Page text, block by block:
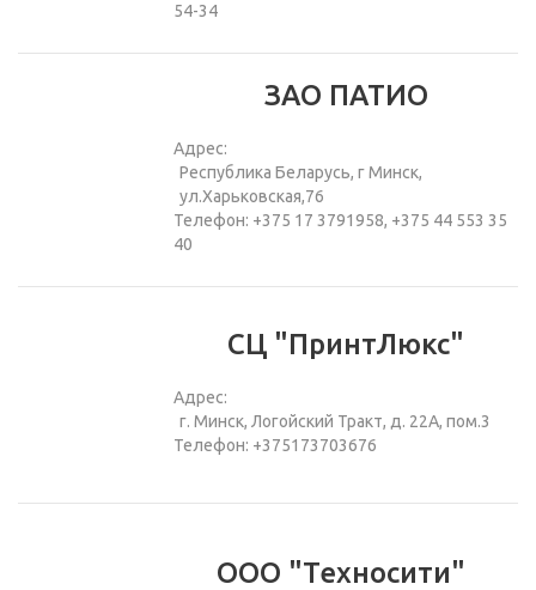
54-34
ЗАО ПАТИО
Адрес:
Республика Беларусь, г Минск,
ул.Харьковская,76
Телефон: +375 17 3791958, +375 44 553 35
40
СЦ "ПринтЛюкс"
Адрес:
г. Минск, Логойский Тракт, д. 22А, пом.3
Телефон: +375173703676
ООО "Техносити"